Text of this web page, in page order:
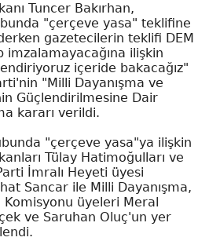
Tuncer Bakırhan,
"çerçeve yasa" teklifine
gazetecilerin teklifi DEM
imzalamayacağına ilişkin
içeride bakacağız"
"Milli Dayanışma ve
Güçlendirilmesine Dair
kararı verildi.
"çerçeve yasa"ya ilişkin
Tülay Hatimoğulları ve
İmralı Heyeti üyesi
Sancar ile Milli Dayanışma,
üyeleri Meral
ve Saruhan Oluç'un yer